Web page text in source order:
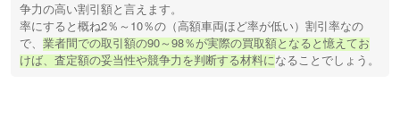
争力の高い割引額と言えます。
率にすると概ね2％～10％の（高額車両ほど率が低い）割引率なの
で、業者間での取引額の90～98％が実際の買取額となると憶えてお
けば、査定額の妥当性や競争力を判断する材料になることでしょう。